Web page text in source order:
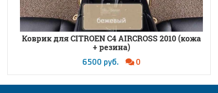
Коврик для CITROEN C4 AIRCROSS 2010 (кожа
+ резина)
6500 руб. 0